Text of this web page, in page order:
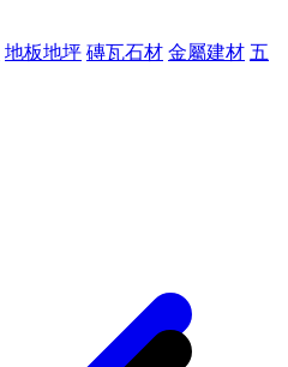
地板地坪 磚瓦石材 金屬建材 五